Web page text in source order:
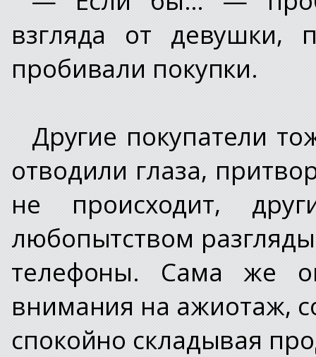
взгляда от девушки,
пробивали покупки.
Другие покупатели
отводили глаза,
не происходит,
любопытством
телефоны. Сама же
внимания на ажиотаж,
спокойно складывая